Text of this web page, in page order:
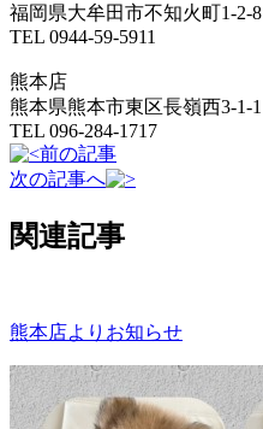
福岡県大牟田市不知火町1-2-8
TEL 0944-59-5911
熊本店
熊本県熊本市東区長嶺西3-1-1
TEL 096-284-1717
前の記事
次の記事へ
関連記事
熊本店よりお知らせ